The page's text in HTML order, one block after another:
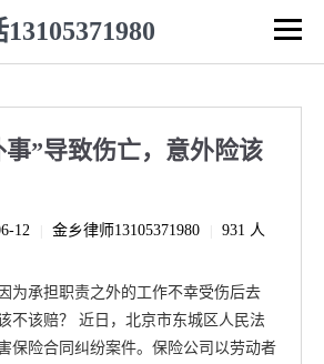
事”导致伤亡，意外险该
12 金乡律师13105371980
931 人
为承担职责之外的工作不幸受伤后去
不该赔？ 近日，北京市东城区人民法
保险合同纠纷案件。保险公司以劳动者